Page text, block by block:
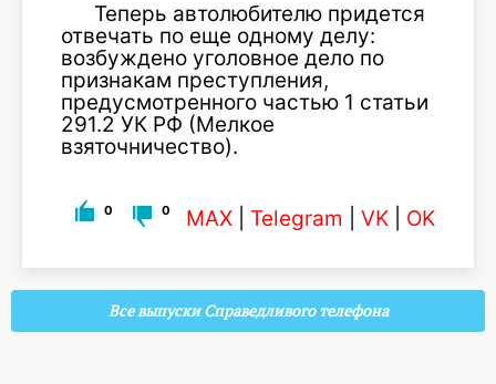
Теперь автолюбителю придется
отвечать по еще одному делу:
возбуждено уголовное дело по
признакам преступления,
предусмотренного частью 1 статьи
291.2 УК РФ (Мелкое
взяточничество).
0 0 MAX Telegram VK OK
Все выпуски Справедливого телефона